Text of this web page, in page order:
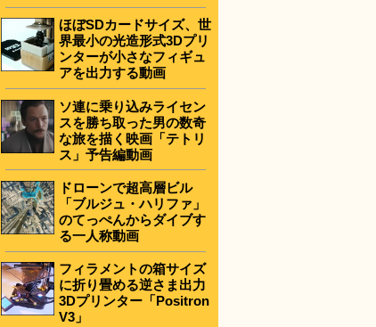
ほぼSDカードサイズ、世
界最小の光造形式3Dプリ
ンターが小さなフィギュ
アを出力する動画
ソ連に乗り込みライセン
スを勝ち取った男の数奇
な旅を描く映画「テトリ
ス」予告編動画
ドローンで超高層ビル
「ブルジュ・ハリファ」
のてっぺんからダイブす
る一人称動画
フィラメントの箱サイズ
に折り畳める逆さま出力
3Dプリンター「Positron
V3」